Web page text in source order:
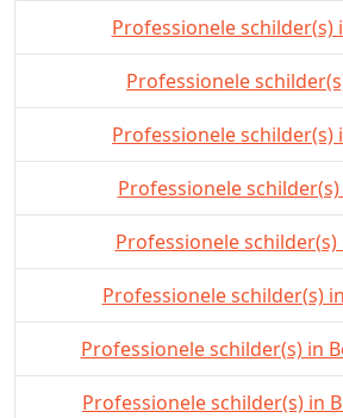
Professionele schilder(s)
Professionele
Professionele schilder(s)
Professionele
Professionele schilder(s)
Professionele schilder(s)
Professionele schilder(s) in
Professionele schilder(s) in